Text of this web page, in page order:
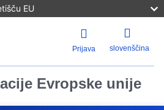
EU
Prijava slovenščina
Evropske unije